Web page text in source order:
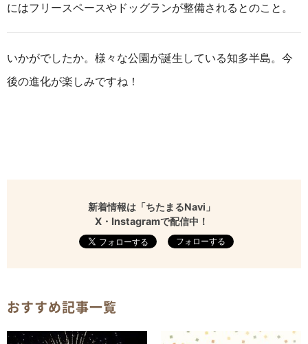
にはフリースペースやドッグランが整備されるとのこと。
いかがでしたか。様々な公園が誕生している知多半島。 今
後の進化が楽しみですね！
新着情報は「ちたまるNavi」
X・Instagramで配信中！
フォローする
おすすめ記事一覧